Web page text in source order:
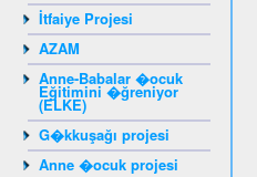
İtfaiye Projesi
AZAM
Anne-Babalar �ocuk
Eğitimini �ğreniyor
(ELKE)
G�kkuşağı projesi
Anne �ocuk projesi